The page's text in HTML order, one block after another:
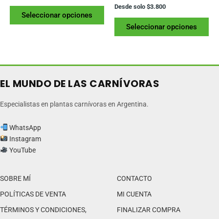
Seleccionar opciones
Este
producto
Las
opciones
se
pueden
Desde solo $3.800
Seleccionar opciones
EL MUNDO DE LAS CARNÍVORAS
Especialistas en plantas carnívoras en Argentina.
WhatsApp
Instagram
YouTube
SOBRE MÍ
POLÍTICAS DE VENTA
TÉRMINOS Y CONDICIONES,
CONTACTO
MI CUENTA
FINALIZAR COMPRA